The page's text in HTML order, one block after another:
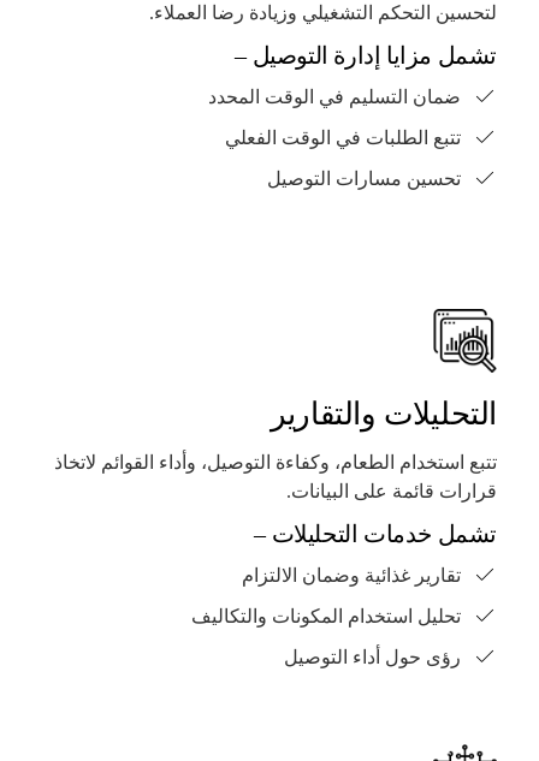
لتحسين التحكم التشغيلي وزيادة رضا العملاء.
تشمل مزايا إدارة التوصيل –
ضمان التسليم في الوقت المحدد
تتبع الطلبات في الوقت الفعلي
تحسين مسارات التوصيل
التحليلات والتقارير
تتبع استخدام الطعام، وكفاءة التوصيل، وأداء القوائم لاتخاذ
قرارات قائمة على البيانات.
تشمل خدمات التحليلات –
تقارير غذائية وضمان الالتزام
تحليل استخدام المكونات والتكاليف
رؤى حول أداء التوصيل